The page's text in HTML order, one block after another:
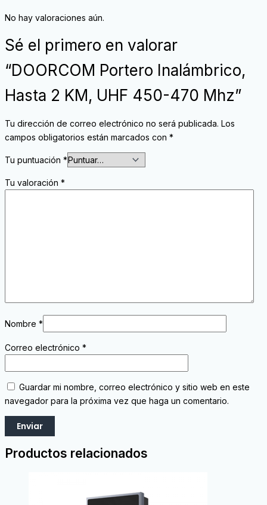
No hay valoraciones aún.
Sé el primero en valorar
“DOORCOM Portero Inalámbrico,
Hasta 2 KM, UHF 450-470 Mhz”
Tu dirección de correo electrónico no será publicada. Los
campos obligatorios están marcados con *
Tu puntuación *
Tu valoración *
Nombre *
Correo electrónico *
Guardar mi nombre, correo electrónico y sitio web en este
navegador para la próxima vez que haga un comentario.
Productos relacionados